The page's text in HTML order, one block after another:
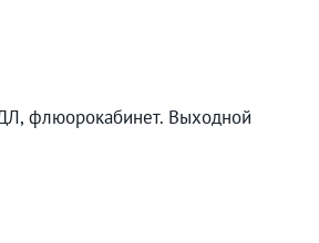
флюорокабинет. Выходной